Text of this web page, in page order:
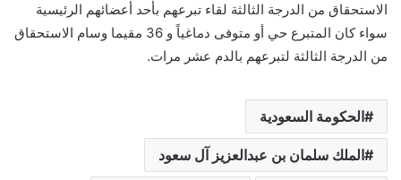
الاستحقاق من الدرجة الثالثة لقاء تبرعهم بأحد أعضائهم الرئيسية
سواء كان المتبرع حي أو متوفى دماغياً و 36 مقيما وسام الاستحقاق
من الدرجة الثالثة لتبرعهم بالدم عشر مرات.
الحكومة السعودية
الملك سلمان بن عبدالعزيز آل سعود